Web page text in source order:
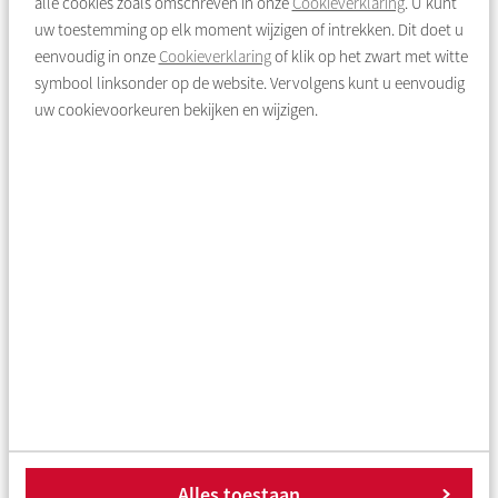
uw toestemming op elk moment wijzigen of intrekken. Dit doet u
eenvoudig in onze Cookieverklaringof klik op het zwart met witte
symbool linksonder op de website. Vervolgens kunt u eenvoudig
uw cookievoorkeuren bekijken en wijzigen.
Van Moerkerkenstraat 37
Type:
Koop 1064 KC AMSTERDAM
Van Moerkerkenstraat 37, AMSTERDAM